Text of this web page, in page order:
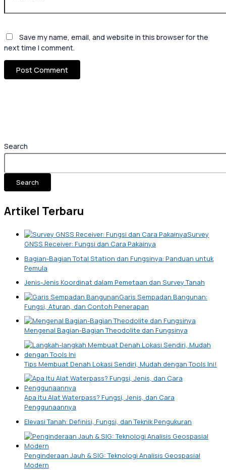
Search
Search
Artikel Terbaru
Survey
GNSS Receiver: Fungsi dan Cara Pakainya
Bagian-Bagian Total Station dan Fungsinya: Panduan untuk
Pemula
Jenis-Jenis Koordinat dalam Pemetaan dan Survey Tanah
Garis Sempadan Bangunan:
Fungsi, Aturan, dan Contoh Penerapan
Mengenal Bagian-Bagian Theodolite dan Fungsinya
Tips Membuat Denah Lokasi Sendiri, Mudah dengan Tools Ini!
Apa Itu Alat Waterpass? Fungsi, Jenis, dan Cara
Penggunaannya
Elevasi Tanah: Definisi, Fungsi, dan Teknik Pengukuran
Penginderaan Jauh & SIG: Teknologi Analisis Geospasial
Modern
Save my name, email, and website in this browser for the
next time I comment.